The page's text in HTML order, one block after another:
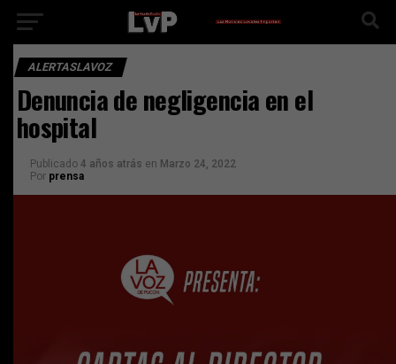
ALERTASLAVOZ
Denuncia de negligencia en el
hospital
Publicado 4 años atrás en Marzo 24, 2022
Por prensa